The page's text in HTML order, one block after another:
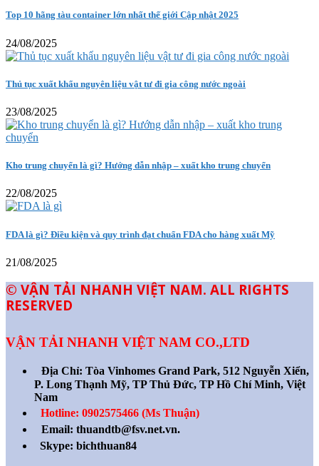
Top 10 hãng tàu container lớn nhất thế giới Cập nhật 2025
24/08/2025
Thủ tục xuất khẩu nguyên liệu vật tư đi gia công nước ngoài
23/08/2025
Kho trung chuyển là gì? Hướng dẫn nhập – xuất kho trung chuyển
22/08/2025
FDA là gì? Điều kiện và quy trình đạt chuẩn FDA cho hàng xuất Mỹ
21/08/2025
© VẬN TẢI NHANH VIỆT NAM. ALL RIGHTS
RESERVED
VẬN TẢI NHANH VIỆT NAM CO.,LTD
Địa Chỉ: Tòa Vinhomes Grand Park, 512 Nguyễn Xiển,
P. Long Thạnh Mỹ, TP Thủ Đức, TP Hồ Chí Minh, Việt
Nam
Hotline: 0902575466 (Ms Thuận)
Email: thuandtb@fsv.net.vn.
Skype: bichthuan84